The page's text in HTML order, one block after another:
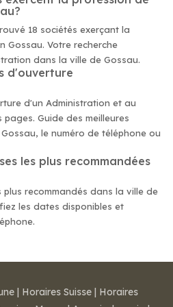
18 sociétés exerçant la
Gossau. Votre recherche
dans la ville de Gossau.
d'ouverture
d'un Administration et au
Guide des meilleures
le numéro de téléphone ou
les plus recommandées
recommandés dans la ville de
les dates disponibles et
| Horaires Suisse | Horaires